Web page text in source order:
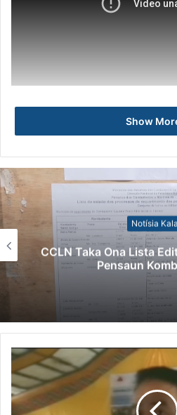
Show
Notísia
CCLN Taka Ona Lista
Pensaun